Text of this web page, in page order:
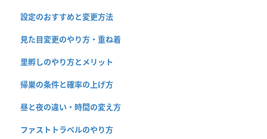
設定のおすすめと変更方法
見た目変更のやり方・重ね着
里孵しのやり方とメリット
帰巣の条件と確率の上げ方
昼と夜の違い・時間の変え方
ファストトラベルのやり方